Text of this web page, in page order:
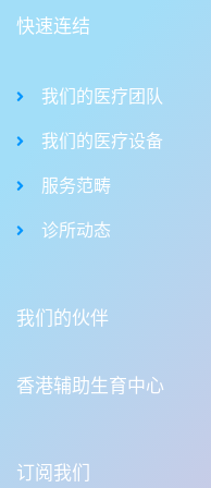
快速连结
我们的医疗团队
我们的医疗设备
服务范畴
诊所动态
我们的伙伴
香港辅助生育中心
订阅我们